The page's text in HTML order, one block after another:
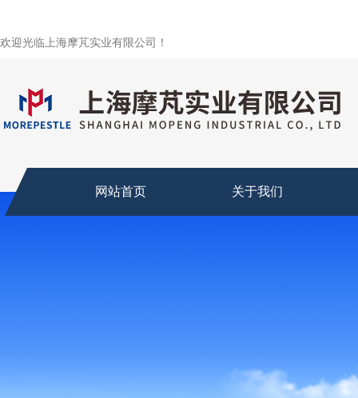
欢迎光临上海摩芃实业有限公司！
网站首页 关于我们